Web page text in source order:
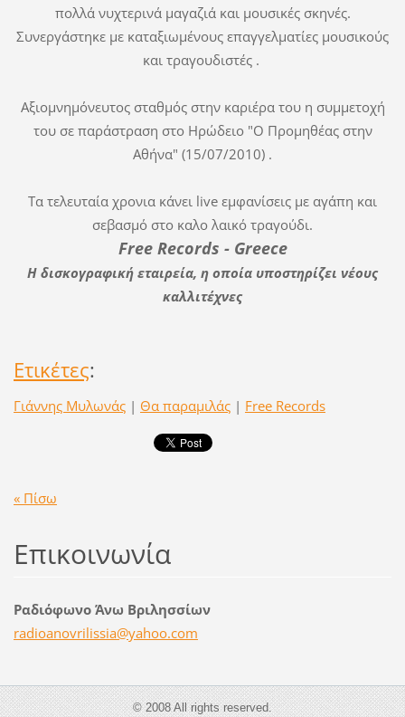
πολλά νυχτερινά μαγαζιά και μουσικές σκηνές.
Συνεργάστηκε με καταξιωμένους επαγγελματίες μουσικούς
και τραγουδιστές .
Αξιομνημόνευτος σταθμός στην καριέρα του η συμμετοχή
του σε παράστραση στο Ηρώδειο "Ο Προμηθέας στην
Αθήνα" (15/07/2010) .
Τα τελευταία χρονια κάνει live εμφανίσεις με αγάπη και
σεβασμό στο καλο λαικό τραγούδι.
Free Records - Greece
H δισκογραφική εταιρεία, η οποία υποστηρίζει νέους
καλλιτέχνες
Ετικέτες:
Γιάννης Μυλωνάς | Θα παραμιλάς | Free Records
« Πίσω
Επικοινωνία
Ραδιόφωνο Άνω Βριλησσίων
radioanovrilissia@yahoo.com
© 2008 All rights reserved.